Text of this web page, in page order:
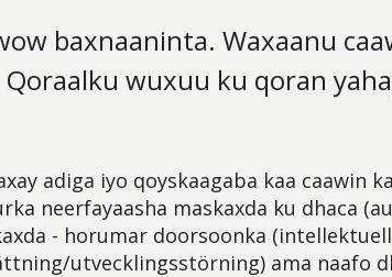
baxnaaninta. Waxaanu
Qoraalku wuxuu ku qoran
adiga iyo qoyskaagaba kaa caawin
neerfayaasha maskaxda ku dhaca
- horumar doorsoonka (intellektuell
utvecklingsstörning) ama naafo